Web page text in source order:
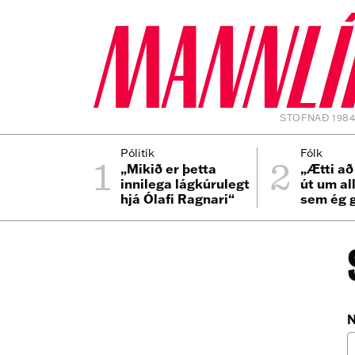
STOFNAÐ 1984
1 Pólitík
„Mikið er þetta
innilega lágkúrulegt
hjá Ólafi Ragnari“
2 Fólk
„Ætti að
út um
sem ég